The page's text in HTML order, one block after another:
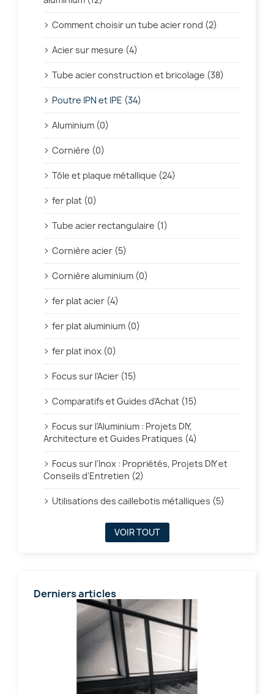
Comment choisir un tube acier rond (2)
Acier sur mesure (4)
Tube acier construction et bricolage (38)
Poutre IPN et IPE (34)
Aluminium (0)
Cornière (0)
Tôle et plaque métallique (24)
fer plat (0)
Tube acier rectangulaire (1)
Cornière acier (5)
Cornière aluminium (0)
fer plat acier (4)
fer plat aluminium (0)
fer plat inox (0)
Focus sur l'Acier (15)
Comparatifs et Guides d'Achat (15)
Focus sur l'Aluminium : Projets DIY,
Architecture et Guides Pratiques (4)
Focus sur l'Inox : Propriétés, Projets DIY et
Conseils d'Entretien (2)
Utilisations des caillebotis métalliques (5)
VOIR TOUT
Derniers articles